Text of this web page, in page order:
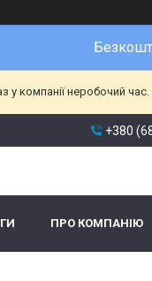
у компанії неробочий
+380
ПРО КОМПАНІЮ